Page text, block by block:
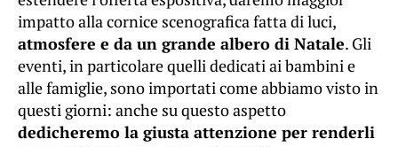
impatto alla cornice scenografica fatta di luci,
atmosfere e da un grande albero di Natale. Gli
eventi, in particolare quelli dedicati ai bambini e
alle famiglie, sono importati come abbiamo visto in
questi giorni: anche su questo aspetto
dedicheremo la giusta attenzione per renderli